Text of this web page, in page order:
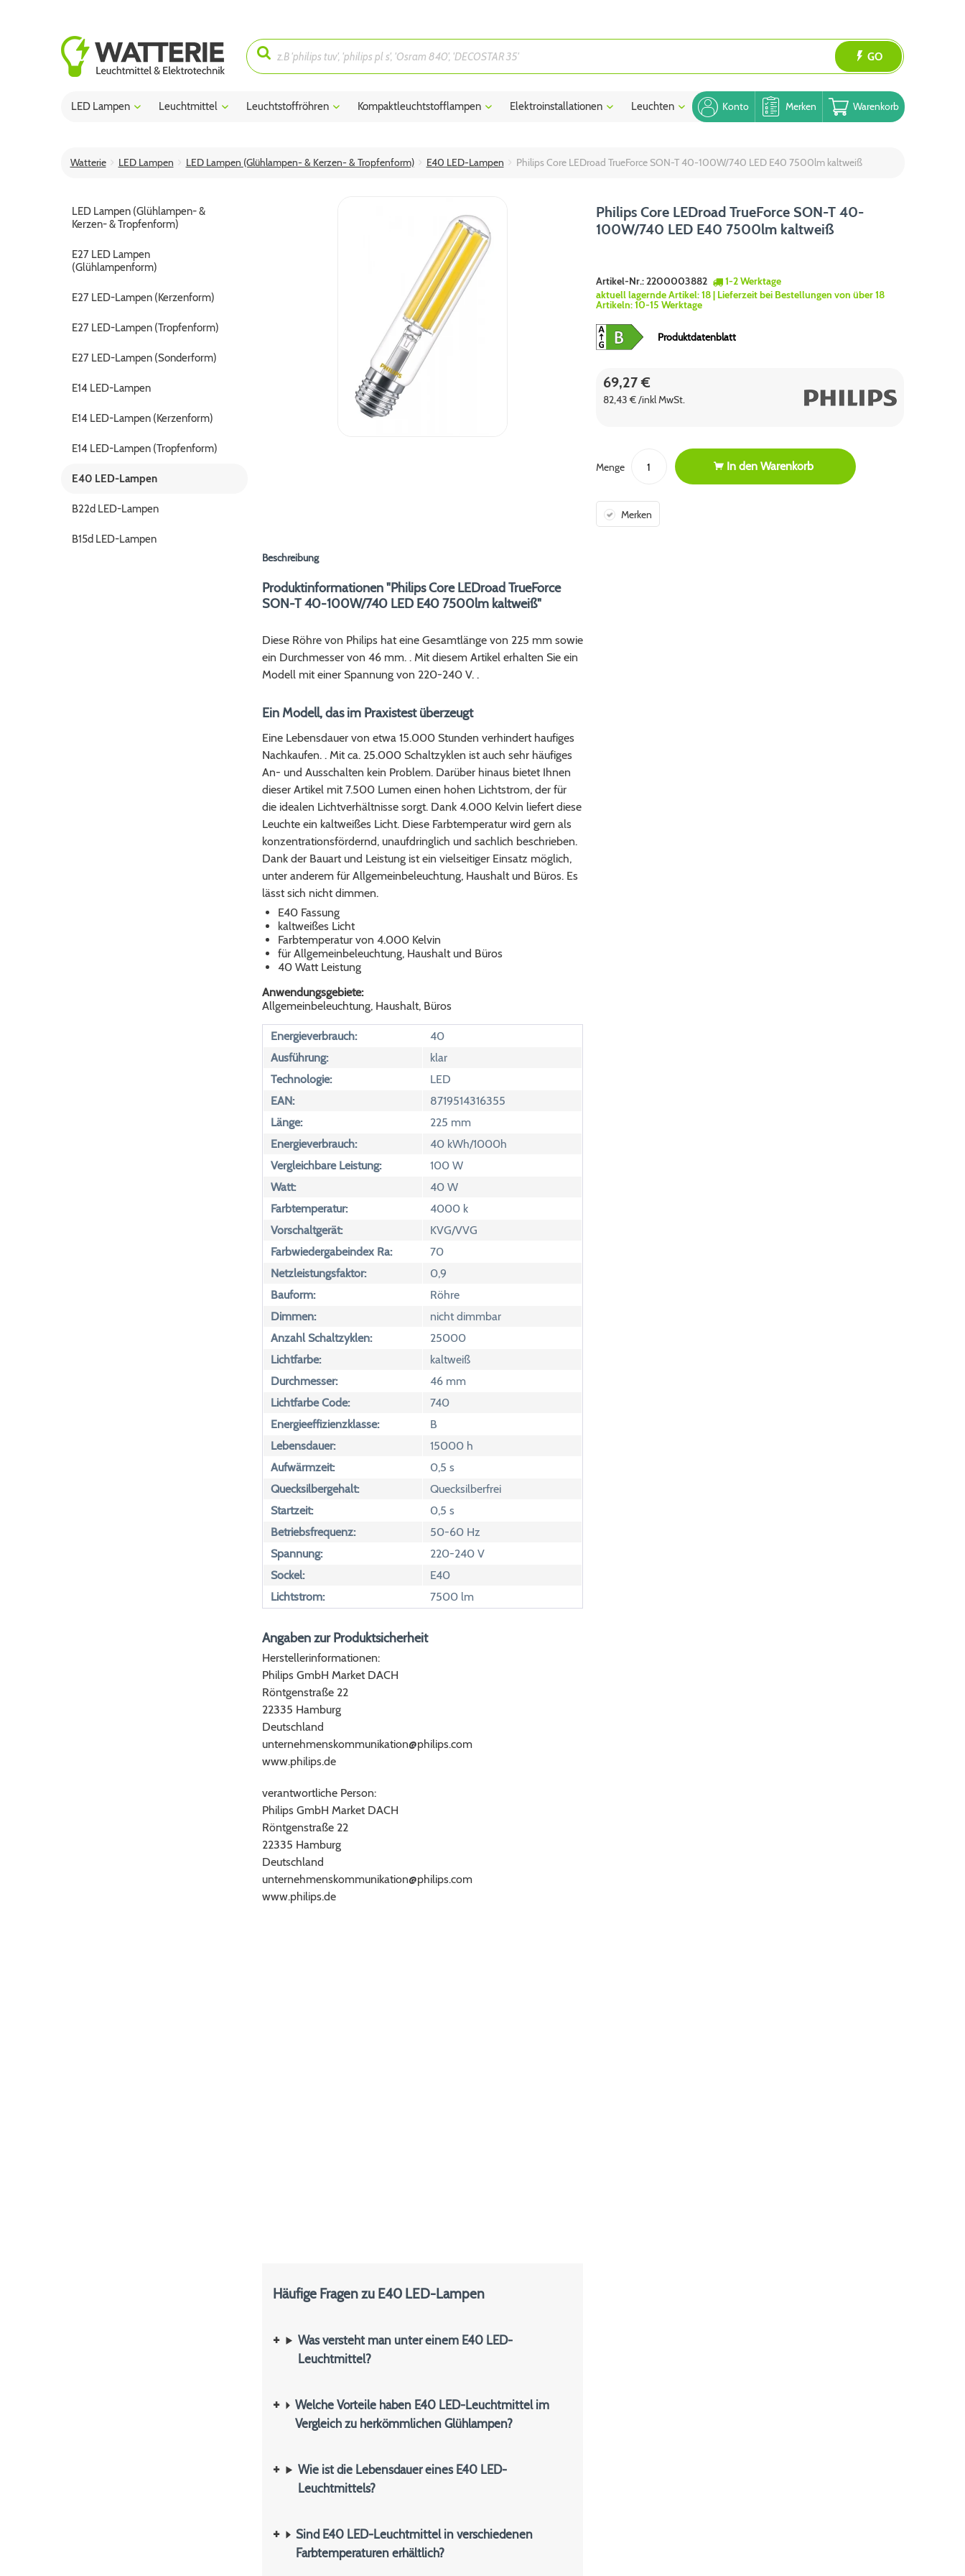
GO
Konto Merken Warenkorb
LED Lampen Leuchtmittel Leuchtstoffröhren Kompaktleuchtstofflampen Elektroinstallationen Leuchten Blog
Watterie LED Lampen LED Lampen (Glühlampen- & Kerzen- & Tropfenform) E40 LED-Lampen Philips Core LEDroad TrueForce SON-T 40-100W/740 LED E40 7500lm kaltweiß
LED Lampen (Glühlampen- &
Kerzen- & Tropfenform)
E27 LED Lampen
(Glühlampenform)
E27 LED-Lampen (Kerzenform)
E27 LED-Lampen (Tropfenform)
E27 LED-Lampen (Sonderform)
E14 LED-Lampen
E14 LED-Lampen (Kerzenform)
E14 LED-Lampen (Tropfenform)
E40 LED-Lampen
B22d LED-Lampen
B15d LED-Lampen
Philips Core LEDroad TrueForce SON-T 40-
100W/740 LED E40 7500lm kaltweiß
Artikel-Nr.:2200003882
1-2 Werktage
aktuell lagernde Artikel:18| Lieferzeit bei Bestellungen von über 18
Artikeln:10-15 Werktage
Produktdatenblatt
69,27 €
82,43 € /inkl MwSt.
Menge In den Warenkorb
Merken
Beschreibung
Produktinformationen "Philips Core LEDroad TrueForce
SON-T 40-100W/740 LED E40 7500lm kaltweiß"
Diese Röhre von Philips hat eine Gesamtlänge von 225 mm sowie
ein Durchmesser von 46 mm. . Mit diesem Artikel erhalten Sie ein
Modell mit einer Spannung von 220-240 V. .
Ein Modell, das im Praxistest überzeugt
Eine Lebensdauer von etwa 15.000 Stunden verhindert haufiges
Nachkaufen. . Mit ca. 25.000 Schaltzyklen ist auch sehr häufiges
An- und Ausschalten kein Problem. Darüber hinaus bietet Ihnen
dieser Artikel mit 7.500 Lumen einen hohen Lichtstrom, der für
die idealen Lichtverhältnisse sorgt. Dank 4.000 Kelvin liefert diese
Leuchte ein kaltweißes Licht. Diese Farbtemperatur wird gern als
konzentrationsfördernd, unaufdringlich und sachlich beschrieben.
Dank der Bauart und Leistung ist ein vielseitiger Einsatz möglich,
unter anderem für Allgemeinbeleuchtung, Haushalt und Büros. Es
lässt sich nicht dimmen.
E40 Fassung
kaltweißes Licht
Farbtemperatur von 4.000 Kelvin
für Allgemeinbeleuchtung, Haushalt und Büros
40 Watt Leistung
Anwendungsgebiete:
Allgemeinbeleuchtung, Haushalt, Büros
Energieverbrauch:
40
Ausführung:
klar
Technologie:
LED
EAN:
8719514316355
Länge:
225 mm
Energieverbrauch:
40 kWh/1000h
Vergleichbare Leistung:
100 W
Watt:
40 W
Farbtemperatur:
4000 k
Vorschaltgerät:
KVG/VVG
Farbwiedergabeindex Ra:
70
Netzleistungsfaktor:
0,9
Bauform:
Röhre
Dimmen:
nicht dimmbar
Anzahl Schaltzyklen:
25000
Lichtfarbe:
kaltweiß
Durchmesser:
46 mm
Lichtfarbe Code:
740
Energieeffizienzklasse:
B
Lebensdauer:
15000 h
Aufwärmzeit:
0,5 s
Quecksilbergehalt:
Quecksilberfrei
Startzeit:
0,5 s
Betriebsfrequenz:
50-60 Hz
Spannung:
220-240 V
Sockel:
E40
Lichtstrom:
7500 lm
Angaben zur Produktsicherheit
Herstellerinformationen:
Philips GmbH Market DACH
Röntgenstraße 22
22335 Hamburg
Deutschland
unternehmenskommunikation@philips.com
www.philips.de
verantwortliche Person:
Philips GmbH Market DACH
Röntgenstraße 22
22335 Hamburg
Deutschland
unternehmenskommunikation@philips.com
www.philips.de
Häufige Fragen zu E40 LED-Lampen
Was versteht man unter einem E40 LED-
Leuchtmittel?
Welche Vorteile haben E40 LED-Leuchtmittel im
Vergleich zu herkömmlichen Glühlampen?
Wie ist die Lebensdauer eines E40 LED-
Leuchtmittels?
Sind E40 LED-Leuchtmittel in verschiedenen
Farbtemperaturen erhältlich?